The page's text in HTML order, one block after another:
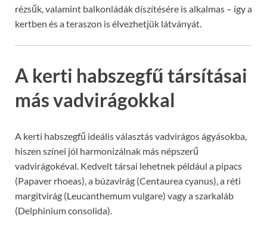
rézsűk, valamint balkonládák díszítésére is alkalmas – így a
kertben és a teraszon is élvezhetjük látványát.
A kerti habszegfű társításai
más vadvirágokkal
A kerti habszegfű ideális választás vadvirágos ágyásokba,
hiszen színei jól harmonizálnak más népszerű
vadvirágokéval. Kedvelt társai lehetnek például a pipacs
(Papaver rhoeas), a búzavirág (Centaurea cyanus), a réti
margitvirág (Leucanthemum vulgare) vagy a szarkaláb
(Delphinium consolida).